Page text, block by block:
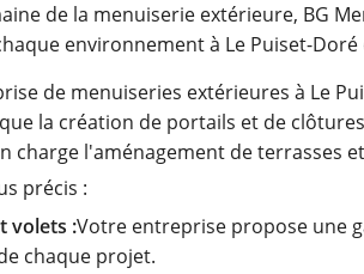
de la menuiserie extérieure, BG
environnement à Le Puiset-Doré
de menuiseries extérieures à Le
la création de portails et de
charge l'aménagement de terrasses
précis :
volets :Votre entreprise propose une
chaque projet.